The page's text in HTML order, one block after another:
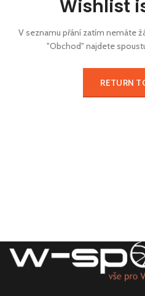
Wishlist
V seznamu přání zatím nemáte
"Obchod" najdete
RETURN